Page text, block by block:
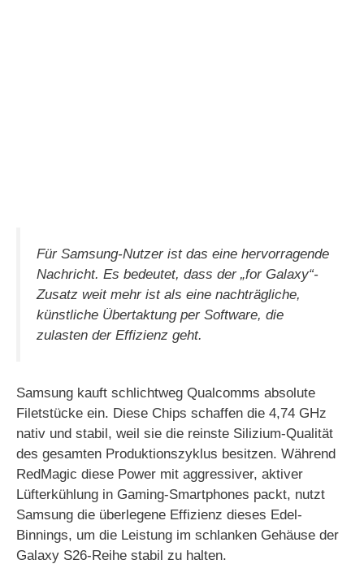
Für Samsung-Nutzer ist das eine hervorragende
Nachricht. Es bedeutet, dass der „for Galaxy“-
Zusatz weit mehr ist als eine nachträgliche,
künstliche Übertaktung per Software, die
zulasten der Effizienz geht.
Samsung kauft schlichtweg Qualcomms absolute
Filetstücke ein. Diese Chips schaffen die 4,74 GHz
nativ und stabil, weil sie die reinste Silizium-Qualität
des gesamten Produktionszyklus besitzen. Während
RedMagic diese Power mit aggressiver, aktiver
Lüfterkühlung in Gaming-Smartphones packt, nutzt
Samsung die überlegene Effizienz dieses Edel-
Binnings, um die Leistung im schlanken Gehäuse der
Galaxy S26-Reihe stabil zu halten.